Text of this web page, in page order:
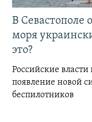
В Севастополе
моря
это?
Российские
появление новой
беспилотников